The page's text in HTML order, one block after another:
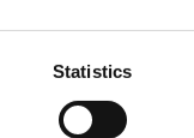
Statistics